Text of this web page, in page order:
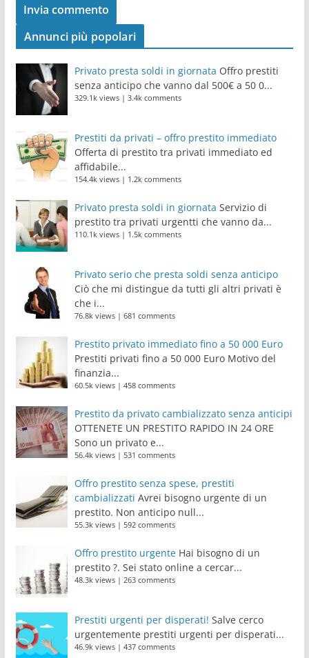
Annunci più popolari
Privato presta soldi in giornata Offro prestiti
senza anticipo che vanno dal 500€ a 50 0...
329.1k views| 3.4k comments
Prestiti da privati – offro prestito immediato
Offerta di prestito tra privati immediato ed
affidabile...
154.4k views| 1.2k comments
Privato presta soldi in giornata Servizio di
prestito tra privati urgentti che vanno da...
110.1k views| 1.5k comments
Privato serio che presta soldi senza anticipo
Ciò che mi distingue da tutti gli altri privati è
che i...
76.8k views| 681 comments
Prestito privato immediato fino a 50 000 Euro
Prestiti privati fino a 50 000 Euro Motivo del
finanzia...
60.5k views| 458 comments
Prestito da privato cambializzato senza anticipi
OTTENETE UN PRESTITO RAPIDO IN 24 ORE
Sono un privato e...
56.4k views| 531 comments
Offro prestito senza spese, prestiti
cambializzati Avrei bisogno urgente di un
prestito. Non anticipo null...
55.3k views| 592 comments
Offro prestito urgente Hai bisogno di un
prestito ?. Sei stato online a cercar...
48.3k views| 263 comments
Prestiti urgenti per disperati! Salve cerco
urgentemente prestiti urgenti per disperati...
46.9k views| 437 comments